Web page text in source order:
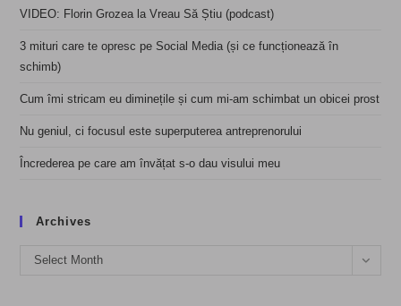
VIDEO: Florin Grozea la Vreau Să Știu (podcast)
3 mituri care te opresc pe Social Media (și ce funcționează în
schimb)
Cum îmi stricam eu diminețile și cum mi-am schimbat un obicei prost
Nu geniul, ci focusul este superputerea antreprenorului
Încrederea pe care am învățat s-o dau visului meu
Archives
Archives
Select Month